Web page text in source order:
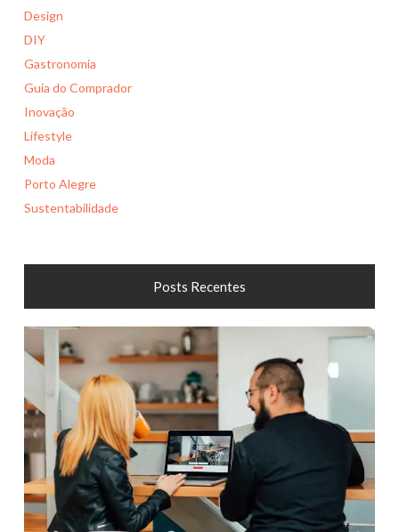
Design
DIY
Gastronomia
Guia do Comprador
Inovação
Lifestyle
Moda
Porto Alegre
Sustentabilidade
Posts Recentes